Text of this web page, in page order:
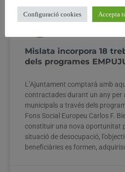
Mislata incorpora 18
dels programes
L’Ajuntament comptarà amb
contractades durant un any per
municipals a través dels
Fons Social Europeu Carlos F.
constituir una nova oportunitat
situació de desocupació,
beneficiàries es formen,
Configuració cookies Accepta